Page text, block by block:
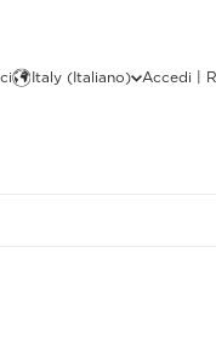
Italy (Italiano) Accedi |